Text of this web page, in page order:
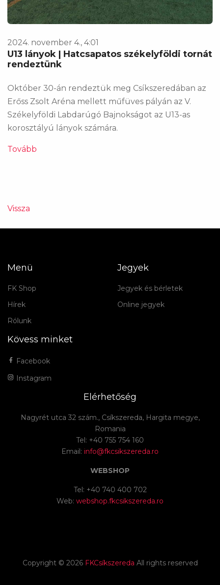
2024. november 4., 4:01
U13 lányok | Hatcsapatos székelyföldi tornát
rendeztünk
Október 30-án rendeztük meg Csíkszeredában az
Erőss Zsolt Aréna mellett műfüves pályán az V.
Székelyföldi Labdarúgó Bajnokságot az U13-as
korosztályú lányok számára.
Tovább
Vissza
Menü
FK Shop
Hírek
Rólunk
Jegyek
Jegyek és bérletek
Online jegyek
Kövess minket
Facebook
Instagram
Elérhetőség
Nagyrét utca 32 szám., Csíkszereda, Hargita megye,
Romania
Tel: +40 755 754 160
Email: info@fkcsikszereda.ro
WEBSHOP
Tel: +40 740 400 702
Web: webshop.fkcsikszereda.ro
Copyright © 2026 FKCsíkszereda All rights reserved